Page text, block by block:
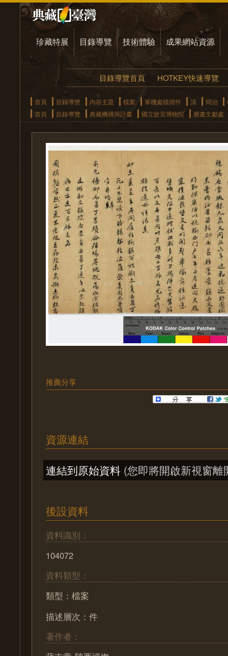
珍藏特展 目錄導覽 技術體驗 成果網站資源
目錄導覽首頁 HOTKEY快速導覽
首頁 目錄導覽 內容主題 檔案 軍機處檔摺件 清 同治
首頁
目錄導覽 典藏機構與計畫 國立故宮博物院 圖書文獻處
推薦分享
資源連結
連結到原始資料 (您即將開啟新視窗離
後設資料
資料識別：
104072
資料類型：
類型：檔案
描述層次：件
著作者：